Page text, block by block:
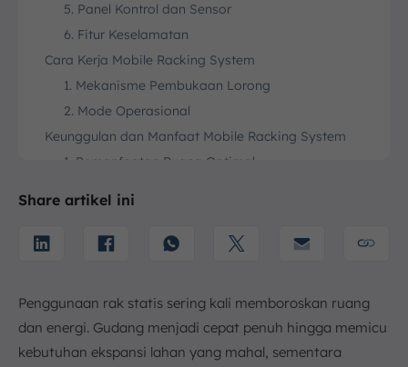
5. Panel Kontrol dan Sensor
6. Fitur Keselamatan
Cara Kerja Mobile Racking System
1. Mekanisme Pembukaan Lorong
2. Mode Operasional
Keunggulan dan Manfaat Mobile Racking System
1. Pemanfaatan Ruang Optimal
4. Keamanan yang Ditingkatkan
Industri
1. Pergudangan Dingin
2. Fasilitas dengan Banyak SKU
Share artikel ini
Penggunaan rak statis sering kali memboroskan ruang
dan energi. Gudang menjadi cepat penuh hingga memicu
kebutuhan ekspansi lahan yang mahal, sementara